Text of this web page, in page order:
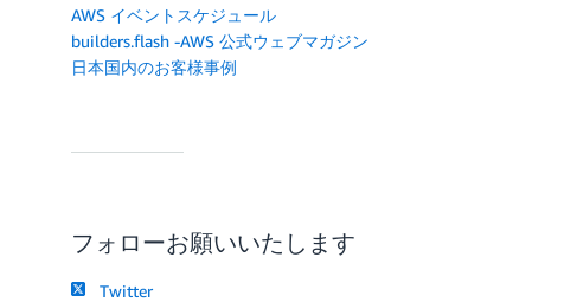
AWS イベントスケジュール
builders.flash -AWS 公式ウェブマガジン
日本国内のお客様事例
フォローお願いいたします
Twitter